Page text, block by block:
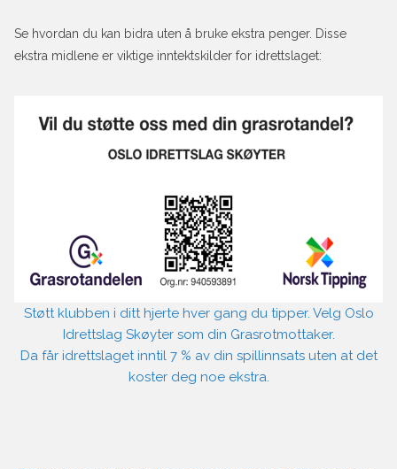
Se hvordan du kan bidra uten å bruke ekstra penger. Disse
ekstra midlene er viktige inntektskilder for idrettslaget:
Støtt klubben i ditt hjerte hver gang du tipper. Velg Oslo
Idrettslag Skøyter som din Grasrotmottaker.
Da får idrettslaget inntil 7 % av din spillinnsats uten at det
koster deg noe ekstra.